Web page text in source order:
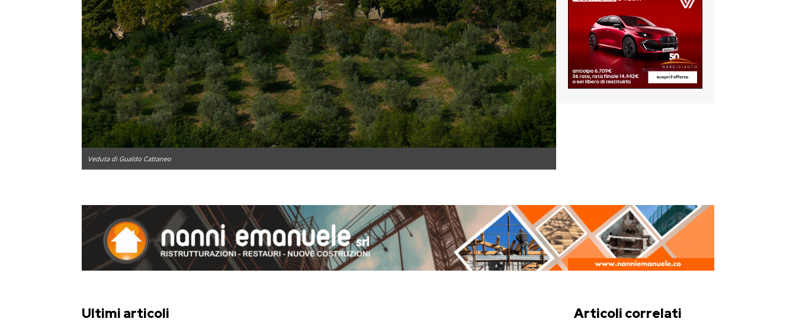
Veduta di Gualdo Cattaneo
Ultimi articoli Articoli correlati